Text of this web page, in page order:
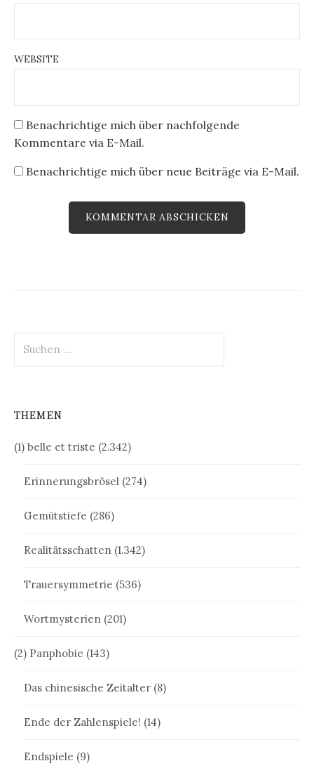
WEBSITE
Benachrichtige mich über nachfolgende
Kommentare via E-Mail.
Benachrichtige mich über neue Beiträge via E-Mail.
nach:
THEMEN
(1) belle et triste (2.342)
Erinnerungsbrösel (274)
Gemütstiefe (286)
Realitätsschatten (1.342)
Trauersymmetrie (536)
Wortmysterien (201)
(2) Panphobie (143)
Das chinesische Zeitalter (8)
Ende der Zahlenspiele! (14)
Endspiele (9)